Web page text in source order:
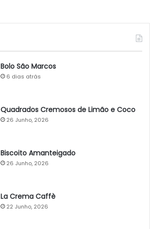
Bolo São Marcos
6 dias atrás
Quadrados Cremosos de Limão e Coco
26 Junho, 2026
Biscoito Amanteigado
26 Junho, 2026
La Crema Caffè
22 Junho, 2026